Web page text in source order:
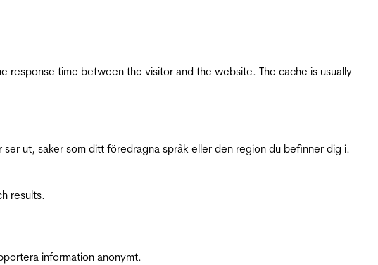
time between the visitor and the website. The cache is usually
ut, saker som ditt föredragna språk eller den region du befinner dig i.
results.
information anonymt.